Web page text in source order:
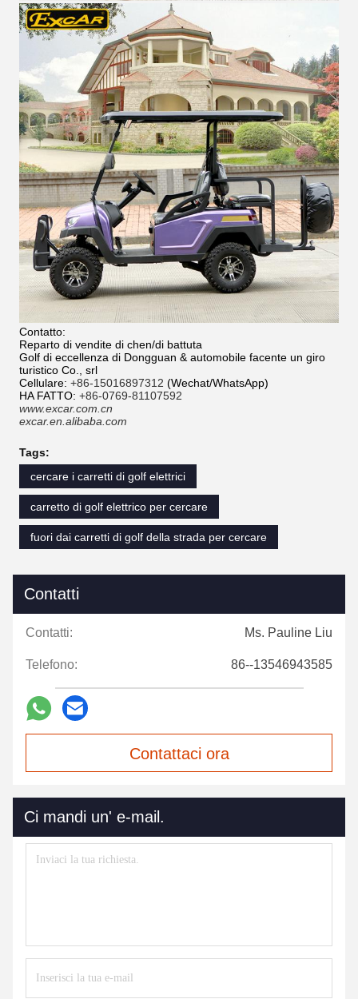
Contatto:
Reparto di vendite di chen/di battuta
Golf di eccellenza di Dongguan & automobile facente un giro
turistico Co., srl
Cellulare: +86-15016897312 (Wechat/WhatsApp)
HA FATTO: +86-0769-81107592
www.excar.com.cn
excar.en.alibaba.com
Tags:
cercare i carretti di golf elettrici
carretto di golf elettrico per cercare
fuori dai carretti di golf della strada per cercare
Contatti
Contatti: Ms. Pauline Liu
Telefono: 86--13546943585
Contattaci ora
Ci mandi un' e-mail.